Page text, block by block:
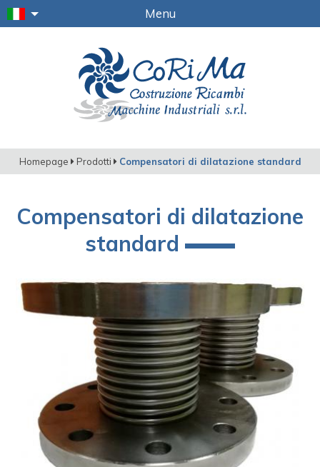
Menu
Homepage Prodotti Compensatori di dilatazione standard
Compensatori di dilatazione
standard